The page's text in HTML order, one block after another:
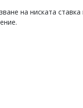
на ниската